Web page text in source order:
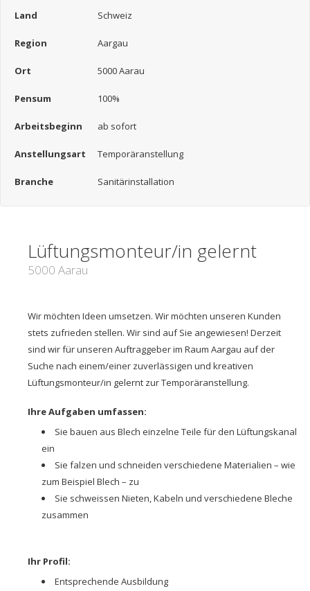
Land Schweiz
Region Aargau
Ort 5000 Aarau
Pensum 100%
Arbeitsbeginn ab sofort
Anstellungsart Temporäranstellung
Branche Sanitärinstallation
Lüftungsmonteur/in gelernt
5000 Aarau
Wir möchten Ideen umsetzen. Wir möchten unseren Kunden
stets zufrieden stellen. Wir sind auf Sie angewiesen! Derzeit
sind wir für unseren Auftraggeber im Raum Aargau auf der
Suche nach einem/einer zuverlässigen und kreativen
Lüftungsmonteur/in gelernt zur Temporäranstellung.
Ihre Aufgaben umfassen:
Sie bauen aus Blech einzelne Teile für den Lüftungskanal
ein
Sie falzen und schneiden verschiedene Materialien – wie
zum Beispiel Blech – zu
Sie schweissen Nieten, Kabeln und verschiedene Bleche
zusammen
Ihr Profil:
Entsprechende Ausbildung